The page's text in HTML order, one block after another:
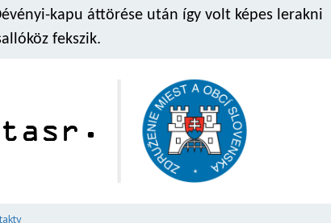
kapu áttörése után így volt képes lerakni
fekszik.